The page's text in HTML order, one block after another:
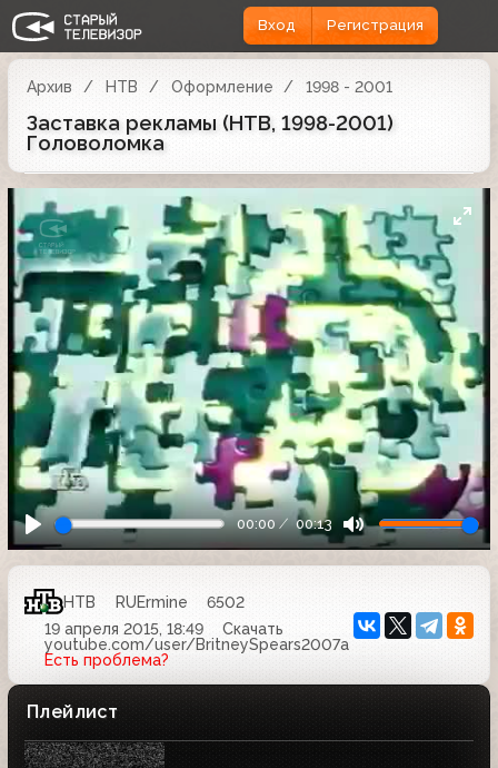
Вход Регистрация
Архив НТВ Оформление 1998 - 2001
Заставка рекламы (НТВ, 1998-2001)
Головоломка
00:00 00:13
НТВ RUErmine
6502
19 апреля 2015, 18:49
Скачать
youtube.com/user/BritneySpears2007a
Есть проблема?
Плейлист